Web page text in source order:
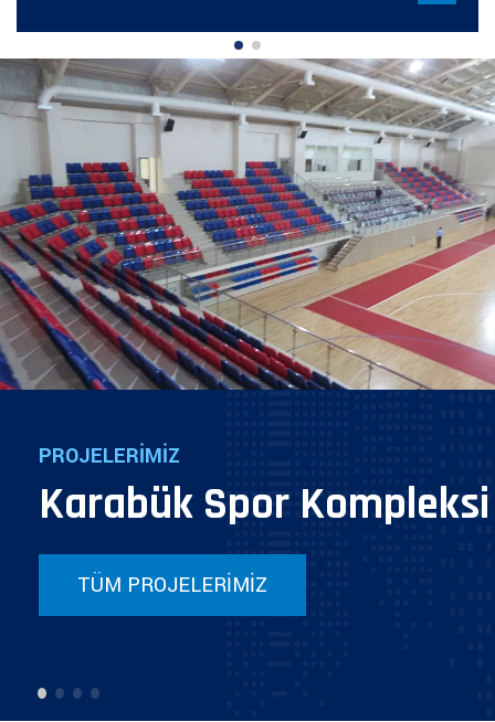
PROJELERİMİZ
Karabük Spor Kompleksi
TÜM PROJELERİMİZ